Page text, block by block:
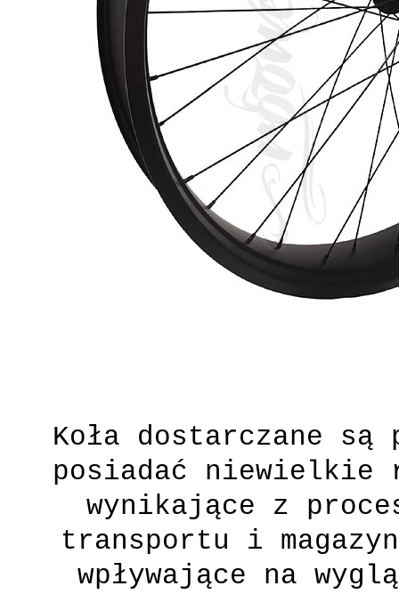
Koła dostarczane są
posiadać
wynikające z
transportu i
wpływające na